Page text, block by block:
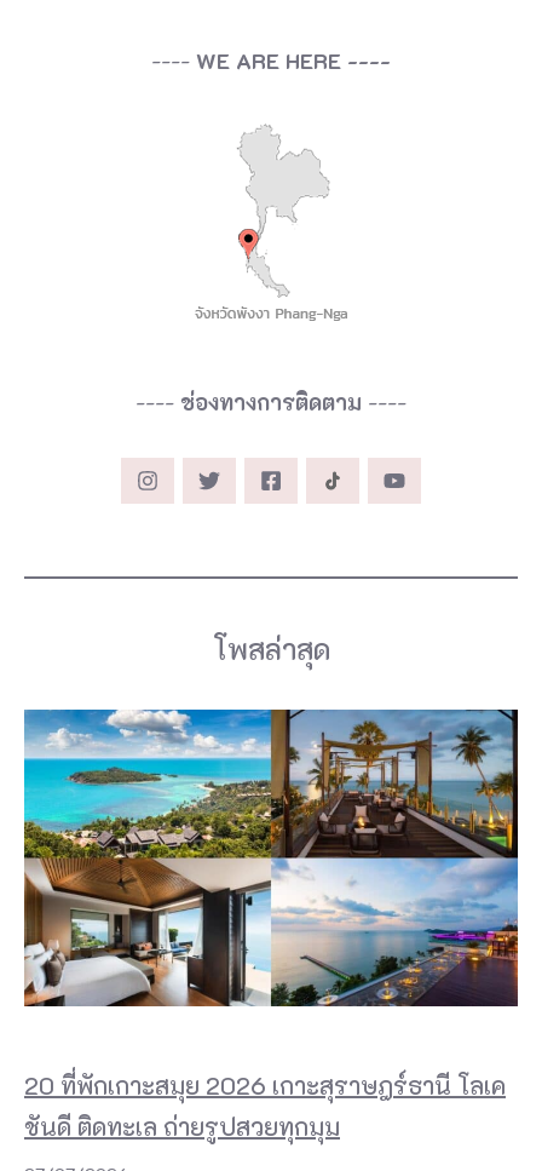
---- WE ARE HERE ----
---- ช่องทางการติดตาม ----
โพสล่าสุด
20 ที่พักเกาะสมุย 2026 เกาะสุราษฎร์ธานี โลเค
ชันดี ติดทะเล ถ่ายรูปสวยทุกมุม